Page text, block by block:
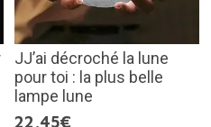
JJ’ai décroché la lune
pour toi : la plus belle
lampe lune
22,45€